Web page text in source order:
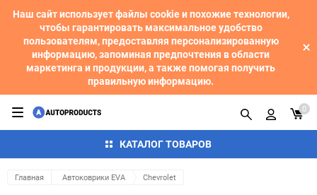
Наш сайт использует файлы cookie и похожие технологии,
чтобы гарантировать максимальное удобство
пользователям, предоставляя персонализированную
информацию, запоминая предпочтения в области
маркетинга и продукции, а также помогая получить
правильную информацию.
КАТАЛОГ ТОВАРОВ
0
Главная Автоковрики EVA Chevrolet